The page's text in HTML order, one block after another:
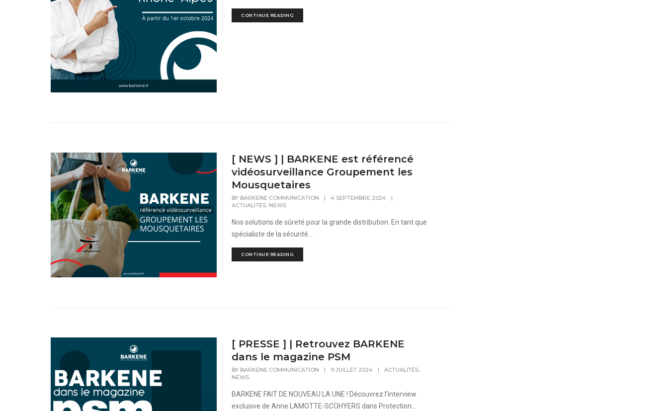
CONTINUE READING
[ NEWS ] | BARKENE est référencé
vidéosurveillance Groupement les
Mousquetaires
BY BARKENE COMMUNICATION | 4 SEPTEMBRE 2024
|
ACTUALITÉS, NEWS
Nos solutions de sûreté pour la grande distribution En tant que
spécialiste de la sécurité...
CONTINUE READING
[ PRESSE ] | Retrouvez BARKENE
dans le magazine PSM
BY BARKENE COMMUNICATION | 9 JUILLET 2024 | ACTUALITÉS,
NEWS
BARKENE FAIT DE NOUVEAU LA UNE ! Découvrez l’interview
exclusive de Anne LAMOTTE-SCOHYERS dans Protection...